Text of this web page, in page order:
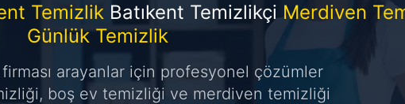
Temizlik Batıkent TemizlikçiMerdiven
Günlük Temizlik
arayanlar için profesyonel çözümler
boş ev temizliği ve merdiven temizliği